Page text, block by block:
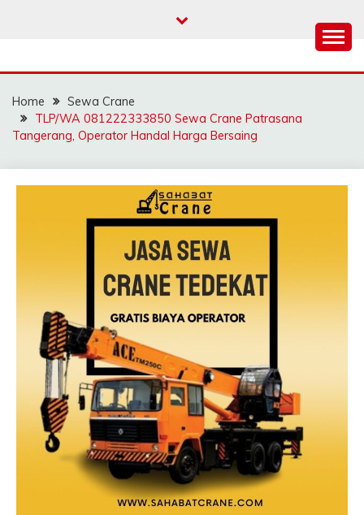
SAHABAT CRANE |
JASA SEWA CRANE |
FORKLIFT | SKYLIFT
Home
Sewa Crane
TLP/WA 081222333850 Sewa Crane Patrasana
Tangerang, Operator Handal Harga Bersaing